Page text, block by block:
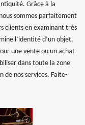
Grâce à la
sommes parfaitement
clients en examinant très
l’identité d’un objet.
une vente ou un achat
dans toute la zone
de nos services. Faite-